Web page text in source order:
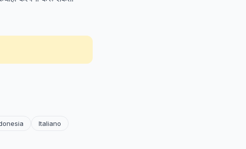
Italiano